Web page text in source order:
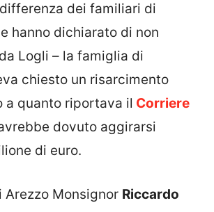
dei familiari di
hanno dichiarato di non
Logli – la famiglia di
chiesto un risarcimento
a quanto riportava il Corriere
dovuto aggirarsi
di euro.
Arezzo Monsignor Riccardo